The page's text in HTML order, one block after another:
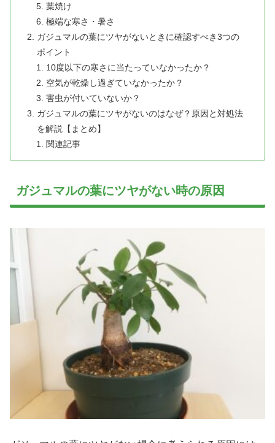
葉焼け
極端な寒さ・暑さ
ガジュマルの葉にツヤがないときに確認すべき3つの
ポイント
10度以下の寒さに当たっていなかったか？
空気が乾燥し過ぎていなかったか？
害虫が付いていないか？
ガジュマルの葉にツヤがないのはなぜ？原因と対処法
を解説【まとめ】
関連記事
ガジュマルの葉にツヤがない時の原因